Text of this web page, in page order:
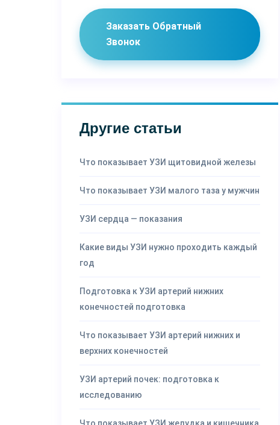
Заказать Обратный
Звонок
Другие статьи
Что показывает УЗИ щитовидной железы
Что показывает УЗИ малого таза у мужчин
УЗИ сердца — показания
Какие виды УЗИ нужно проходить каждый
год
Подготовка к УЗИ артерий нижних
конечностей подготовка
Что показывает УЗИ артерий нижних и
верхних конечностей
УЗИ артерий почек: подготовка к
исследованию